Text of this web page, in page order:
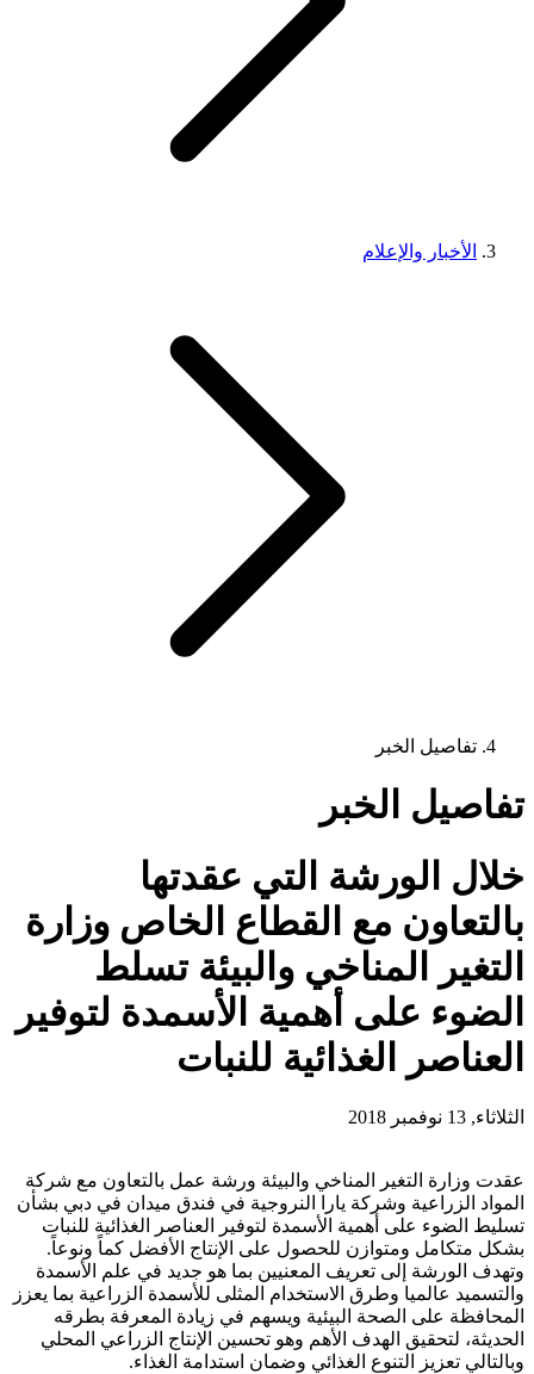
الأخبار والإعلام
تفاصيل الخبر
تفاصيل الخبر
خلال الورشة التي عقدتها
بالتعاون مع القطاع الخاص وزارة
التغير المناخي والبيئة تسلط
الضوء على أهمية الأسمدة لتوفير
العناصر الغذائية للنبات
الثلاثاء, 13 نوفمبر 2018
عقدت وزارة التغير المناخي والبيئة ورشة عمل بالتعاون مع شركة
المواد الزراعية وشركة يارا النروجية في فندق ميدان في دبي بشأن
تسليط الضوء على أهمية الأسمدة لتوفير العناصر الغذائية للنبات
بشكل متكامل ومتوازن للحصول على الإنتاج الأفضل كماً ونوعاً.
وتهدف الورشة إلى تعريف المعنيين بما هو جديد في علم الأسمدة
والتسميد عالميا وطرق الاستخدام المثلى للأسمدة الزراعية بما يعزز
المحافظة على الصحة البيئية ويسهم في زيادة المعرفة بطرقه
الحديثة، لتحقيق الهدف الأهم وهو تحسين الإنتاج الزراعي المحلي
وبالتالي تعزيز التنوع الغذائي وضمان استدامة الغذاء.